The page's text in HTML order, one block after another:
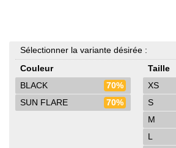
Sélectionner la variante désirée :
Couleur
BLACK
70%
SUN FLARE
70%
Taille
XS
S
M
L